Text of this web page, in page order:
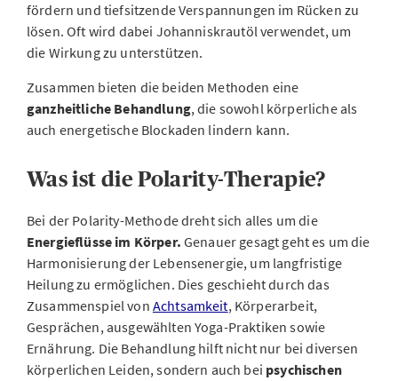
fördern und tiefsitzende Verspannungen im Rücken zu
lösen. Oft wird dabei Johanniskrautöl verwendet, um
die Wirkung zu unterstützen.
Zusammen bieten die beiden Methoden eine
ganzheitliche Behandlung, die sowohl körperliche als
auch energetische Blockaden lindern kann.
Was ist die Polarity-Therapie?
Bei der Polarity-Methode dreht sich alles um die
Energieflüsse im Körper. Genauer gesagt geht es um die
Harmonisierung der Lebensenergie, um langfristige
Heilung zu ermöglichen. Dies geschieht durch das
Zusammenspiel von Achtsamkeit, Körperarbeit,
Gesprächen, ausgewählten Yoga-Praktiken sowie
Ernährung. Die Behandlung hilft nicht nur bei diversen
körperlichen Leiden, sondern auch bei psychischen